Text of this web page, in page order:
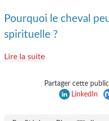
Pourquoi le cheval
spirituelle ?
Lire la suite
Partager cette
LinkedIn